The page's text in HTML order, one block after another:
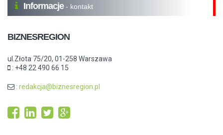
Informacje - kontakt
BIZNESREGION
ul.Złota 75/20, 01-258 Warszawa
: +48 22 490 66 15
: redakcja@biznesregion.pl